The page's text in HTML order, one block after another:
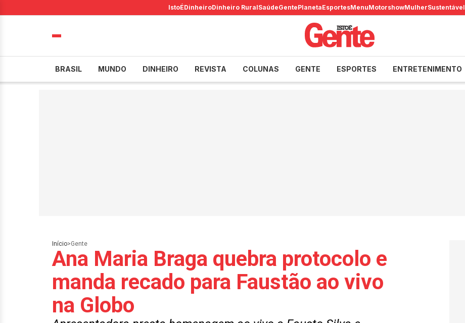
IstoÉDinheiroDinheiro RuralSaúdeGentePlanetaEsportesMenuMotorshowMulherSustentável
BRASIL MUNDO DINHEIRO REVISTA COLUNAS GENTE ESPORTES ENTRETENIMENTO
Início>Gente
Ana Maria Braga quebra protocolo e
manda recado para Faustão ao vivo
na Globo